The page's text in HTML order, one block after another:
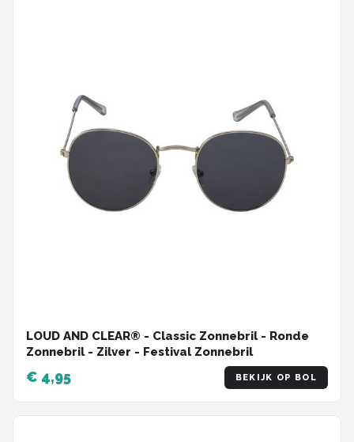
LOUD AND CLEAR® - Classic Zonnebril - Ronde
Zonnebril - Zilver - Festival Zonnebril
€ 4,95 BEKIJK OP BOL